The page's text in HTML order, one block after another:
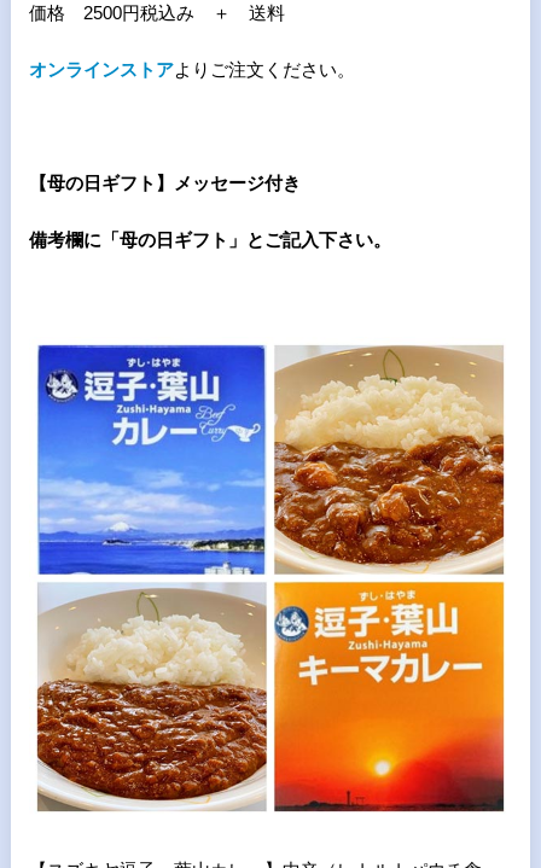
価格 2500円税込み ＋ 送料
オンラインストアよりご注文ください。
【母の日ギフト】メッセージ付き
備考欄に「母の日ギフト」とご記入下さい。